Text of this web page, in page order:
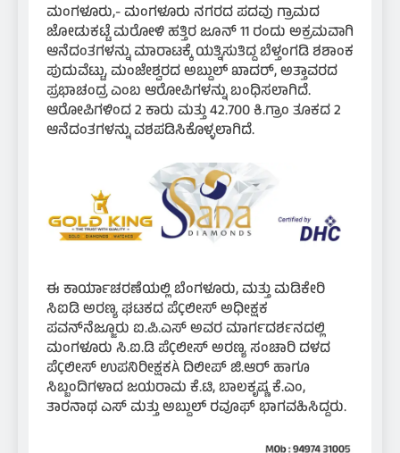
ಮಂಗಳೂರು,- ಮಂಗಳೂರು ನಗರದ ಪದವು ಗ್ರಾಮದ
ಜೋಡುಕಟ್ಟೆ ಮರೋಳಿ ಹತ್ತಿರ ಜೂನ್ 11 ರಂದು ಅಕ್ರಮವಾಗಿ
ಆನೆದಂತಗಳನ್ನು ಮಾರಾಟಕ್ಕೆ ಯತ್ನಿಸುತಿದ್ದ ಬೆಳ್ತಂಗಡಿ ಶಶಾಂಕ
ಪುದುವೆಟ್ಟು, ಮಂಜೇಶ್ವರದ ಅಬ್ದುಲ್ ಖಾದರ್, ಅತ್ತಾವರದ
ಪ್ರಭಾಚಂದ್ರ ಎಂಬ ಆರೋಪಿಗಳನ್ನು ಬಂಧಿಸಲಾಗಿದೆ.
ಆರೋಪಿಗಳಿಂದ 2 ಕಾರು ಮತ್ತು 42.700 ಕಿ.ಗ್ರಾಂ ತೂಕದ 2
ಆನೆದಂತಗಳನ್ನು ವಶಪಡಿಸಿಕೊಳ್ಳಲಾಗಿದೆ.
ಈ ಕಾರ್ಯಾಚರಣೆಯಲ್ಲಿ ಬೆಂಗಳೂರು, ಮತ್ತು ಮಡಿಕೇರಿ
ಸಿಐಡಿ ಅರಣ್ಯ ಘಟಕದ ಪೆÇಲೀಸ್ ಅಧೀಕ್ಷಕ
ಪವನ್‍ನೆಜ್ಜೂರು ಐ.ಪಿ.ಎಸ್ ಅವರ ಮಾರ್ಗದರ್ಶನದಲ್ಲಿ
ಮಂಗಳೂರು ಸಿ.ಐ.ಡಿ ಪೆÇಲೀಸ್ ಅರಣ್ಯ ಸಂಚಾರಿ ದಳದ
ಪೆÇಲೀಸ್ ಉಪನಿರೀಕ್ಷಕÀ ದಿಲೀಪ್ ಜಿ.ಆರ್ ಹಾಗೂ
ಸಿಬ್ಬಂದಿಗಳಾದ ಜಯರಾಮ ಕೆ.ಟಿ, ಬಾಲಕೃಷ್ಣ ಕೆ.ಎಂ,
ತಾರನಾಥ ಎಸ್ ಮತ್ತು ಅಬ್ದುಲ್ ರವೂಫ್ ಭಾಗವಹಿಸಿದ್ದರು.